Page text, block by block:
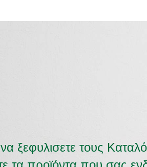
ξεφυλισετε τους